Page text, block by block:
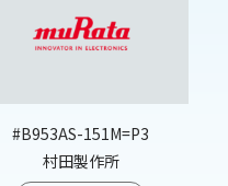
#B953AS-151M=P3
村田製作所